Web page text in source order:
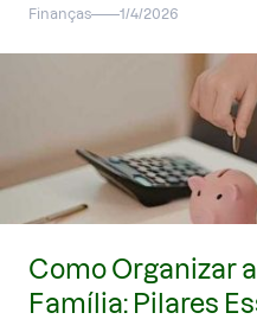
Finanças 1/4/2026
Como Organizar
Família: Pilares